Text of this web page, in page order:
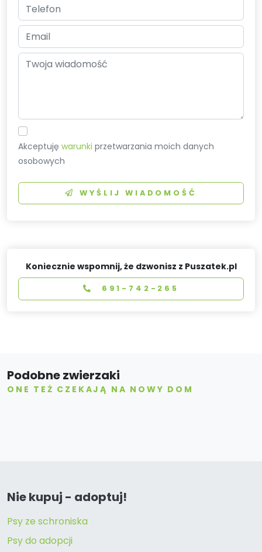
Akceptujęwarunki przetwarzania moich danych
osobowych
WYŚLIJ WIADOMOŚĆ
Koniecznie wspomnij, że dzwonisz z Puszatek.pl
691-742-265
Podobne zwierzaki
ONE TEŻ CZEKAJĄ NA NOWY DOM
Nie kupuj - adoptuj!
Psy ze schroniska
Psy do adopcji